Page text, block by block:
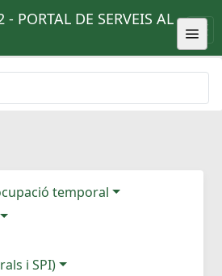
PORTAL DE SERVEIS AL
temporal
i SPI)